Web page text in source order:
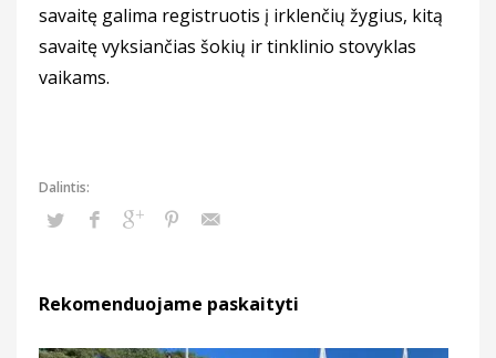
savaitę galima registruotis į irklenčių žygius, kitą
savaitę vyksiančias šokių ir tinklinio stovyklas
vaikams.
Rekomenduojame paskaityti